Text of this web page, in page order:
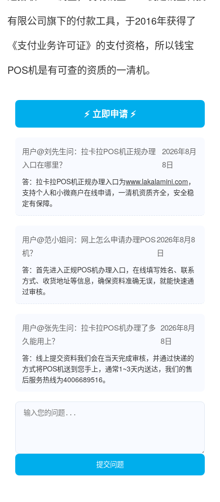
有限公司旗下的付款工具，于2016年获得了
《支付业务许可证》的支付资格，所以钱宝
POS机是有可查的资质的一清机。
⚡ 立即申请 ⚡
用户@刘先生问：拉卡拉POS机正规办理
入口在哪里？
2026年8月
8日
答：拉卡拉POS机正规办理入口为www.lakalamini.com，
支持个人和小微商户在线申请，一清机资质齐全，安全稳
定有保障。
用户@范小姐问：网上怎么申请办理POS
机？
2026年8月8
日
答：首先进入正规POS机办理入口，在线填写姓名、联系
方式、收货地址等信息，确保资料准确无误，就能快速通
过审核。
用户@张先生问：拉卡拉POS机办理了多
久能用上？
2026年8月
8日
答：线上提交资料我们会在当天完成审核，并通过快递的
方式将POS机送到您手上，通常1~3天内送达，我们的售
后服务热线为4006689516。
提交问题